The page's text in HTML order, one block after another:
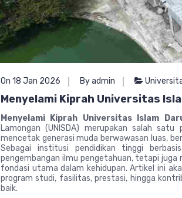
On 18 Jan 2026 By admin
Menyelami Kiprah Universitas
Menyelami Kiprah Universitas Islam
Lamongan (UNISDA) merupakan salah
mencetak generasi muda berwawasan luas,
Sebagai institusi pendidikan tinggi
pengembangan ilmu pengetahuan, tetapi juga
fondasi utama dalam kehidupan. Artikel ini
program studi, fasilitas, prestasi, hingga
baik.